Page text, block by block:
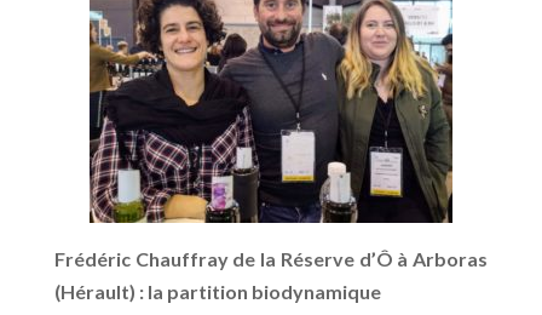
Frédéric Chauffray de la Réserve d’Ô à Arboras
(Hérault) : la partition biodynamique